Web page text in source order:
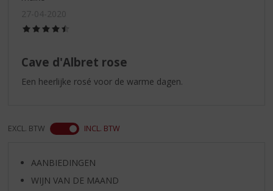
27-04-2020
Cave d'Albret rose
Een heerlijke rosé voor de warme dagen.
EXCL. BTW INCL. BTW
AANBIEDINGEN
WIJN VAN DE MAAND